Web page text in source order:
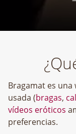
Bragamat es una
usada (bragas,
vídeos eróticos
preferencias.